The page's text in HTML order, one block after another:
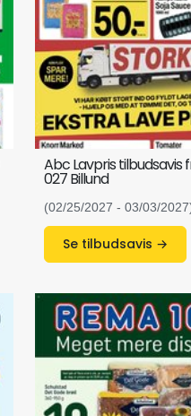
Abc Lavpris tilbudsavis
027 Billund
(02/25/2027 - 03/03/
Se tilbudsavis →